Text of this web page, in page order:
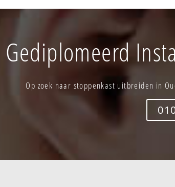
Gediplomeerd
Op zoek naar stoppenkast uitbreiden in